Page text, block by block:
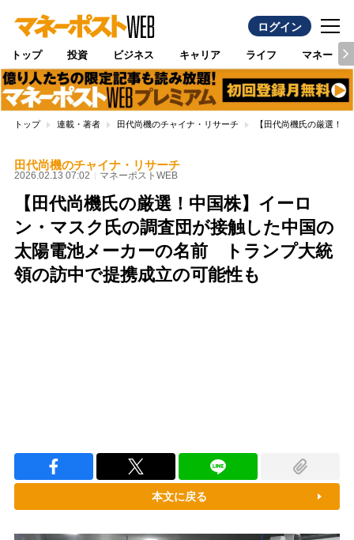
ログイン
トップ 投資 ビジネス キャリア ライフ マネー
トップ 連載・著者 田代尚機のチャイナ・リサーチ 【田代尚機氏の厳選！
田代尚機のチャイナ・リサーチ
2026.02.13 07:02 マネーポストWEB
【田代尚機氏の厳選！中国株】イーロ
ン・マスク氏の調査団が接触した中国の
太陽電池メーカーの名前 トランプ大統
領の訪中で提携成立の可能性も
本文に戻る